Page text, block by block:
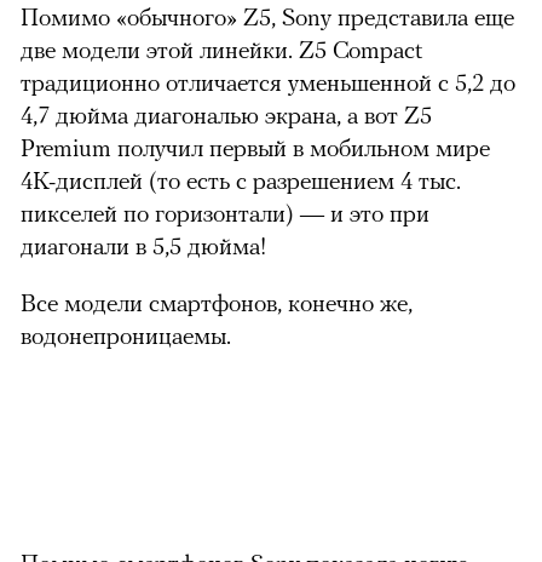
Помимо «обычного» Z5, Sony представила еще
две модели этой линейки. Z5 Compact
традиционно отличается уменьшенной с 5,2 до
4,7 дюйма диагональю экрана, а вот Z5
Premium получил первый в мобильном мире
4K-дисплей (то есть с разрешением 4 тыс.
пикселей по горизонтали) — и это при
диагонали в 5,5 дюйма!
Все модели смартфонов, конечно же,
водонепроницаемы.